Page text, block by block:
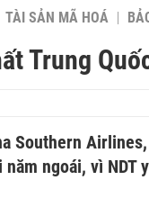
TÀI SẢN MÃ HOÁ
Trung
Southern
ngoái, vì